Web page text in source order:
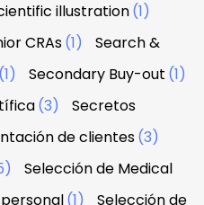
illustration(1)
CRAs(1)
Search &
(1) Secondary Buy-out (1)
(3)
Secretos
de clientes(3)
Selección de Medical
(1)
Selección de